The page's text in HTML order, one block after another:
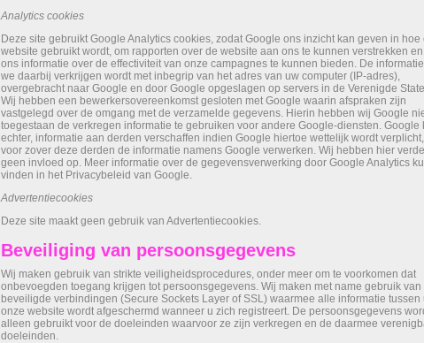
Analytics cookies
Deze site gebruikt Google Analytics cookies, zodat Google ons inzicht kan geven in hoe
website gebruikt wordt, om rapporten over de website aan ons te kunnen verstrekken
ons informatie over de effectiviteit van onze campagnes te kunnen bieden. De
we daarbij verkrijgen wordt met inbegrip van het adres van uw computer (IP-adres),
overgebracht naar Google en door Google opgeslagen op servers in de Verenigde
Wij hebben een bewerkersovereenkomst gesloten met Google waarin afspraken zijn
vastgelegd over de omgang met de verzamelde gegevens. Hierin hebben wij Google
toegestaan de verkregen informatie te gebruiken voor andere Google-diensten. Google
echter, informatie aan derden verschaffen indien Google hiertoe wettelijk wordt
voor zover deze derden de informatie namens Google verwerken. Wij hebben hier
geen invloed op. Meer informatie over de gegevensverwerking door Google Analytics
vinden in het Privacybeleid van Google.
Advertentiecookies
Deze site maakt geen gebruik van Advertentiecookies.
Beveiliging van persoonsgegevens
Wij maken gebruik van strikte veiligheidsprocedures, onder meer om te voorkomen dat
onbevoegden toegang krijgen tot persoonsgegevens. Wij maken met name gebruik van
beveiligde verbindingen (Secure Sockets Layer of SSL) waarmee alle informatie tussen
onze website wordt afgeschermd wanneer u zich registreert. De persoonsgegevens
alleen gebruikt voor de doeleinden waarvoor ze zijn verkregen en de daarmee
doeleinden.